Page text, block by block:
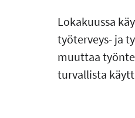
Lokakuussa
työterveys- ja
muuttaa
turvallista